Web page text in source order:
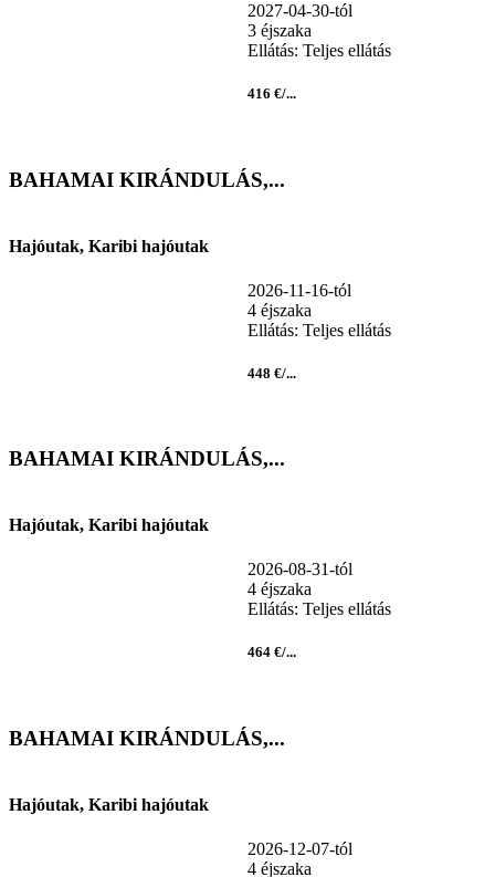
2027-04-30-tól
3 éjszaka
Ellátás: Teljes ellátás
416 €/...
BAHAMAI KIRÁNDULÁS,...
Hajóutak, Karibi hajóutak
2026-11-16-tól
4 éjszaka
Ellátás: Teljes ellátás
448 €/...
BAHAMAI KIRÁNDULÁS,...
Hajóutak, Karibi hajóutak
2026-08-31-tól
4 éjszaka
Ellátás: Teljes ellátás
464 €/...
BAHAMAI KIRÁNDULÁS,...
Hajóutak, Karibi hajóutak
2026-12-07-tól
4 éjszaka